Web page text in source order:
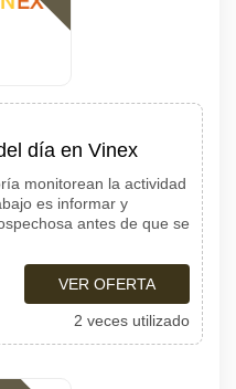
día en Vinex
monitorean la actividad
es informar y
antes de que se
VER OFERTA
2 veces utilizado